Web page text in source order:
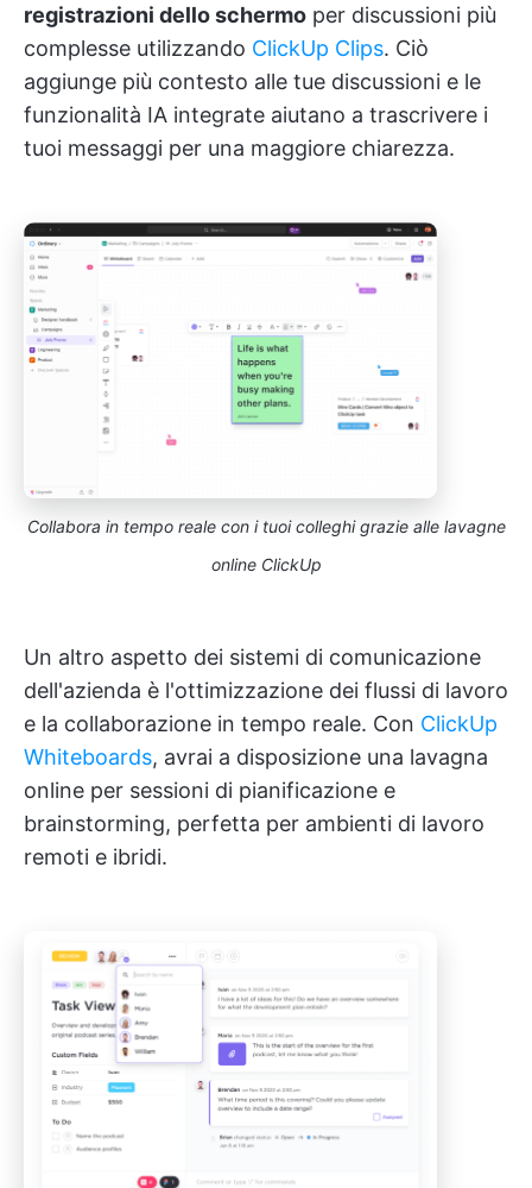
registrazioni dello schermo per discussioni più
complesse utilizzando ClickUp Clips. Ciò
aggiunge più contesto alle tue discussioni e le
funzionalità IA integrate aiutano a trascrivere i
tuoi messaggi per una maggiore chiarezza.
Collabora in tempo reale con i tuoi colleghi grazie alle lavagne
online ClickUp
Un altro aspetto dei sistemi di comunicazione
dell'azienda è l'ottimizzazione dei flussi di lavoro
e la collaborazione in tempo reale. Con ClickUp
Whiteboards, avrai a disposizione una lavagna
online per sessioni di pianificazione e
brainstorming, perfetta per ambienti di lavoro
remoti e ibridi.